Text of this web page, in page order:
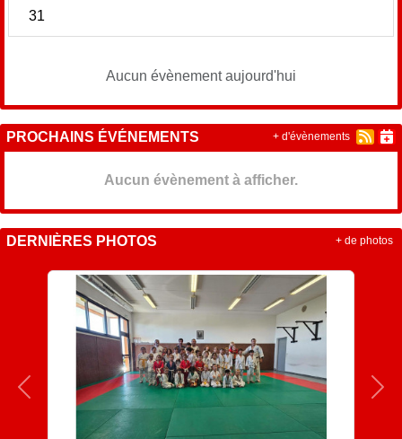
31
Aucun évènement aujourd'hui
PROCHAINS ÉVÉNEMENTS
Aucun évènement à afficher.
+ d'évènements
DERNIÈRES PHOTOS
Précedent
+ de photos